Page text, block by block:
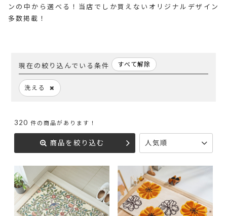
ンの中から選べる！当店でしか買えないオリジナルデザイン
多数掲載！
現在の絞り込んでいる条件 すべて解除
洗える
320 件の商品があります！
商品を絞り込む 人気順